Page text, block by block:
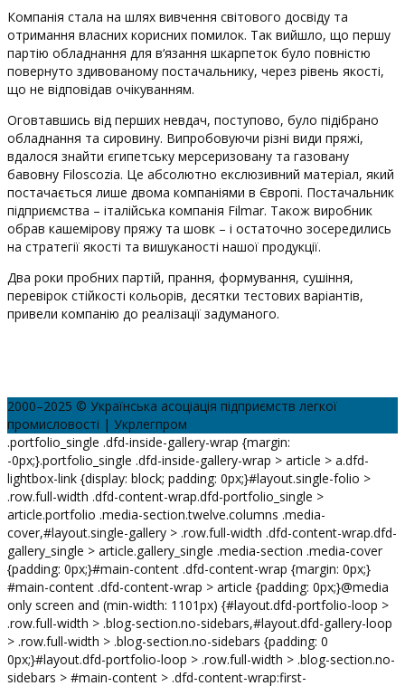
Компанія стала на шлях вивчення світового досвіду та
отримання власних корисних помилок. Так вийшло, що першу
партію обладнання для в‘язання шкарпеток було повністю
повернуто здивованому постачальнику, через рівень якості,
що не відповідав очікуванням.
Оговтавшись від перших невдач, поступово, було підібрано
обладнання та сировину. Випробовуючи різні види пряжі,
вдалося знайти єгипетську мерсеризовану та газовану
бавовну Filoscozia. Це абсолютно екслюзивний матеріал, який
постачається лише двома компаніями в Європі. Постачальник
підприємства – італійська компанія Filmar. Також виробник
обрав кашемірову пряжу та шовк – і остаточно зосередились
на стратегії якості та вишуканості нашої продукції.
Два роки пробних партій, прання, формування, сушіння,
перевірок стійкості кольорів, десятки тестових варіантів,
привели компанію до реалізації задуманого.
2000–2025 © Українська асоціація підприємств легкої
промисловості | Укрлегпром
.portfolio_single .dfd-inside-gallery-wrap {margin:
-0px;}.portfolio_single .dfd-inside-gallery-wrap > article > a.dfd-
lightbox-link {display: block; padding: 0px;}#layout.single-folio >
.row.full-width .dfd-content-wrap.dfd-portfolio_single >
article.portfolio .media-section.twelve.columns .media-
cover,#layout.single-gallery > .row.full-width .dfd-content-wrap.dfd-
gallery_single > article.gallery_single .media-section .media-cover
{padding: 0px;}#main-content .dfd-content-wrap {margin: 0px;}
#main-content .dfd-content-wrap > article {padding: 0px;}@media
only screen and (min-width: 1101px) {#layout.dfd-portfolio-loop >
.row.full-width > .blog-section.no-sidebars,#layout.dfd-gallery-loop
> .row.full-width > .blog-section.no-sidebars {padding: 0
0px;}#layout.dfd-portfolio-loop > .row.full-width > .blog-section.no-
sidebars > #main-content > .dfd-content-wrap:first-